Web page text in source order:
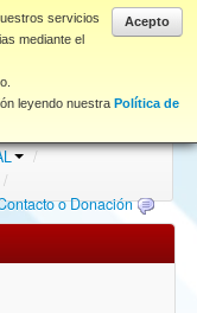
Acepto
servicios
mediante el
leyendo nuestra Política de
/
/
o Donación